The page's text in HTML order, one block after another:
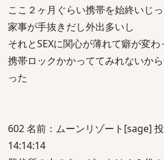
ここ２ヶ月ぐらい携帯を始終いじ
家事が手抜きだし外出多いし
それとSEXに関心が薄れて癖が変わ
携帯ロックかかっててみれないか
った
602 名前：ムーンリゾート[sage]
14:14:14